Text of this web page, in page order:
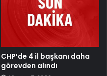
CHP’de 4 il başkanı daha
görevden alındı